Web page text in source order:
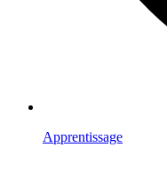
Apprentissage